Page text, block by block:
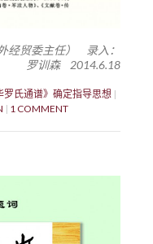
经贸委主任） 录入：
罗训森 2014.6.18
氏通谱》确定指导思想
1 COMMENT